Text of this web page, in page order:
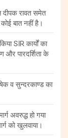
दीपक रावत समेत
बात नहीं है।
SIR कार्यों का
और पारदर्शिता के
व सुन्दरकाण्ड का
अवरुद्ध हो गया
को खुलवाया।